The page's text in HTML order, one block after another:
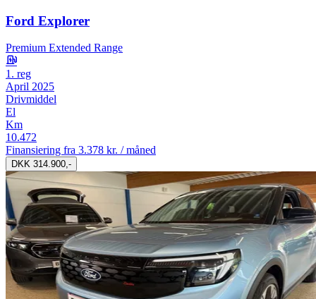
Ford Explorer
Premium Extended Range
1. reg
April 2025
Drivmiddel
El
Km
10.472
Finansiering fra 3.378 kr. / måned
DKK 314.900,-